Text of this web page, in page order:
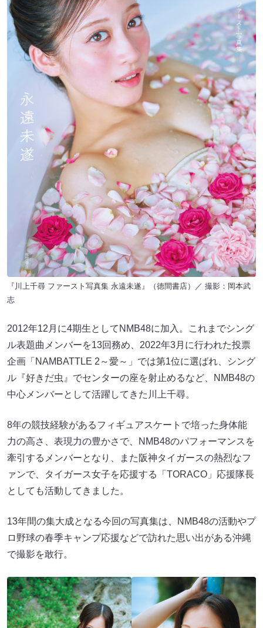
『川上千尋 ファースト写真集 永遠未遂』（徳間書店）／ 撮影：岡本武
志
2012年12月に4期生としてNMB48に加入。これまでシング
ル表題曲メンバーを13回務め、2022年3月に行われた投票
企画「NAMBATTLE 2～愛～」では第1位に選ばれ、シング
ル『好きだ虫』でセンターの座を射止めるなど、NMB48の
中心メンバーとして活躍してきた川上千尋。
8年の競技経験があるフィギュアスケートで培った身体能
力の高さ、表現力の豊かさで、NMB48のパフォーマンスを
牽引するメンバーとなり、また阪神タイガースの熱烈なフ
ァンで、タイガース女子を応援する「TORACO」応援隊長
としても活動してきました。
13年間の集大成となる今回の写真集は、NMB48の活動やプ
ロ野球の春季キャンプ応援などで訪れた思い出がある沖縄
で撮影を敢行。